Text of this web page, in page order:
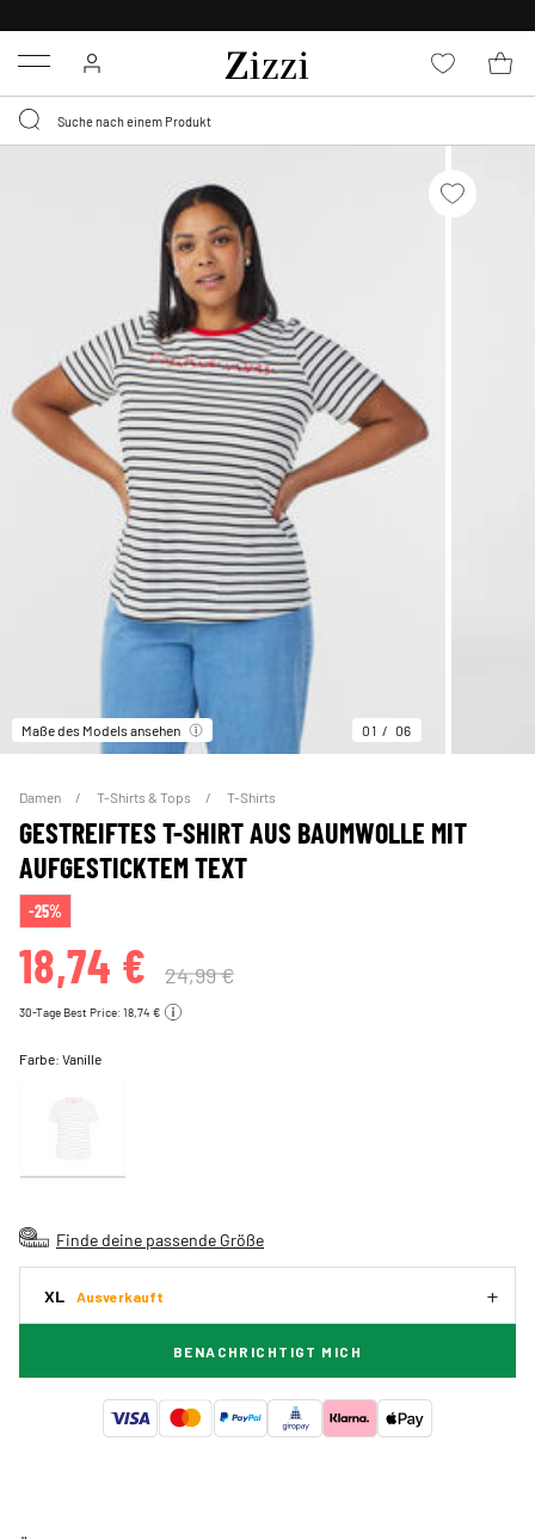
Menu
Maße des Models ansehen 01 06
Damen T-Shirts & Tops T-Shirts
GESTREIFTES T-SHIRT AUS BAUMWOLLE MIT
AUFGESTICKTEM TEXT
-25%
18,74 € 24,99 €
30-Tage Best Price: 18,74 €
Farbe:Vanille
Finde deine passende Größe
XL Ausverkauft
BENACHRICHTIGT MICH